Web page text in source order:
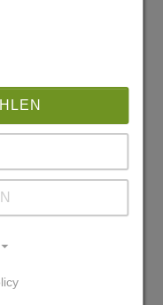
eine fachliche
jeweiligen
fördern
und verlässliches
und ehrenamtlichen
die Möglichkeit sich
qualifizieren. Unsere
unsere
dabei soziale,